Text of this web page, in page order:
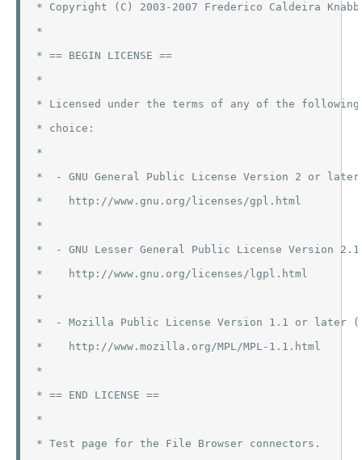
* Copyright (C) 2003-2007 Frederico Caldeira
*
* == BEGIN LICENSE ==
*
* Licensed under the terms of any of the
* choice:
*
*  - GNU General Public License Version 2 or
*    http://www.gnu.org/licenses/gpl.html
*
*  - GNU Lesser General Public License Version
*    http://www.gnu.org/licenses/lgpl.html
*
*  - Mozilla Public License Version 1.1 or later
*    http://www.mozilla.org/MPL/MPL-1.1.html
*
* == END LICENSE ==
*
* Test page for the File Browser connectors.